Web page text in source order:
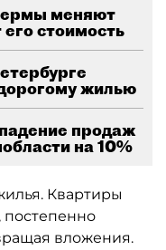
меняют
стоимость
жилью
продаж
на 10%
Квартиры
вложения.